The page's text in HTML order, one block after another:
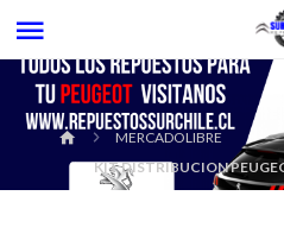
MERCADOLIBRE
KIT DISTRIBUCION